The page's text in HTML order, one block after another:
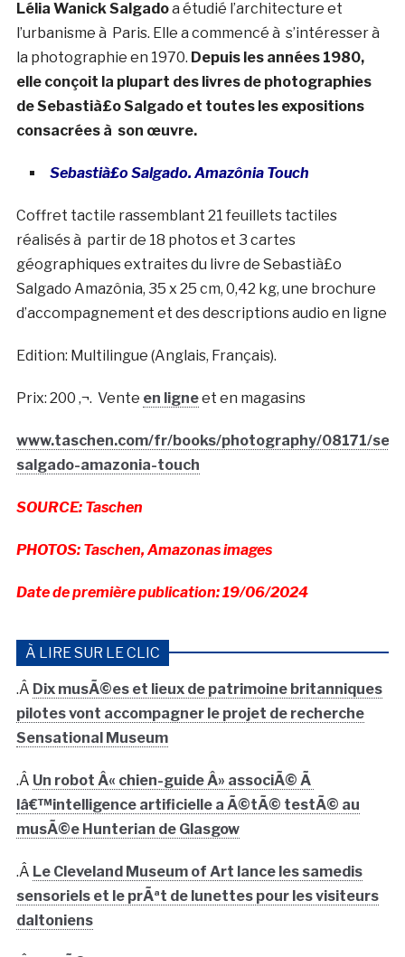
Lélia Wanick Salgadoa étudié l’architecture et
l’urbanisme à Paris. Elle a commencé à s’intéresser à
la photographie en 1970. Depuis les années 1980,
elle conçoit la plupart des livres de photographies
de Sebastià£o Salgado et toutes les expositions
consacrées à son œuvre.
Sebastià£o Salgado. Amazônia Touch
Coffret tactile rassemblant 21 feuillets tactiles
réalisés à partir de 18 photos et 3 cartes
géographiques extraites du livre de Sebastià£o
Salgado Amazônia, 35 x 25 cm, 0,42 kg, une brochure
d’accompagnement et des descriptions audio en ligne
Edition: Multilingue (Anglais, Français).
Prix: 200 ‚¬. Vente en ligneet en magasins
www.taschen.com/fr/books/photography/08171/
salgado-amazonia-touch
SOURCE: Taschen
PHOTOS: Taschen, Amazonas images
Date de première publication: 19/06/2024
À LIRE SUR LE CLIC
.Â Dix musÃ©es et lieux de patrimoine britanniques
pilotes vont accompagner le projet de recherche
Sensational Museum
.Â Un robot Â« chien-guide Â» associÃ© Ã
lâ€™intelligence artificielle a Ã©tÃ© testÃ© au
musÃ©e Hunterian de Glasgow
.Â Le Cleveland Museum of Art lance les samedis
sensoriels et le prÃªt de lunettes pour les visiteurs
daltoniens